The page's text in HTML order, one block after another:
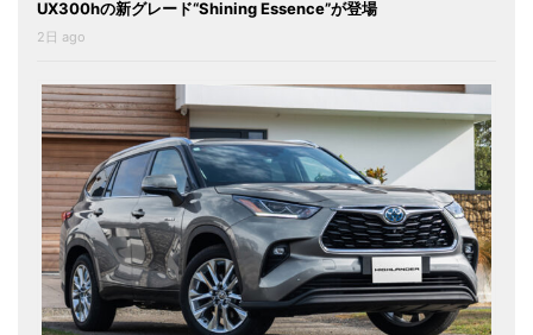
UX300hの新グレード“Shining Essence”が登場
2日 ago